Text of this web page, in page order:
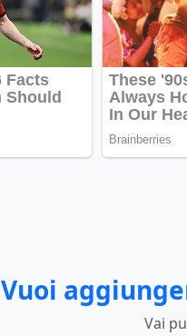
Vuoi
Vai